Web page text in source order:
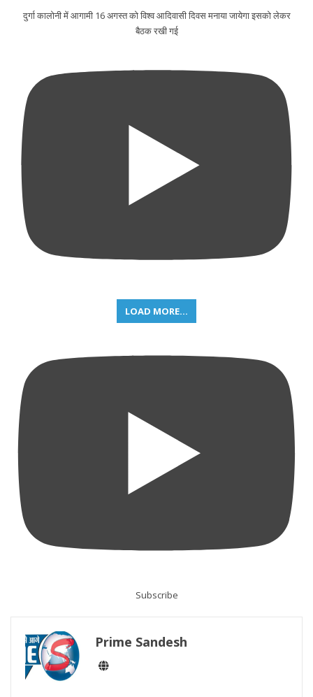
दुर्गा कालोनी में आगामी 16 अगस्त को विश्व आदिवासी दिवस मनाया जायेगा इसको लेकर
बैठक रखी गई
LOAD MORE...
Subscribe
Prime Sandesh